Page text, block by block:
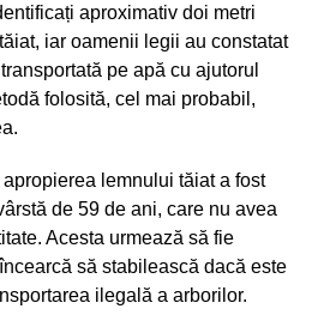
aproximativ doi metri
iar oamenii legii au constatat
pe apă cu ajutorul
folosită, cel mai probabil,
apropierea lemnului tăiat a fost
de 59 de ani, care nu avea
Acesta urmează să fie
să stabilească dacă este
ilegală a arborilor.